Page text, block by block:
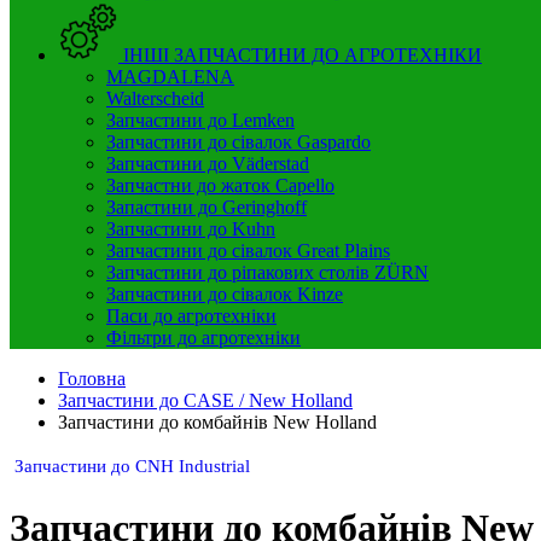
ІНШІ ЗАПЧАСТИНИ ДО АГРОТЕХНІКИ
MAGDALENA
Walterscheid
Запчастини до Lemken
Запчастини до сівалок Gaspardo
Запчастини до Väderstad
Запчастни до жаток Capello
Запастини до Geringhoff
Запчастини до Kuhn
Запчастини до сівалок Great Plains
Запчастини до ріпакових столів ZÜRN
Запчастини до сівалок Kinze
Паси до агротехніки
Фільтри до агротехніки
Головна
Запчастини до CASE / New Holland
Запчастини до комбайнів New Holland
Запчастини до CNH Industrial
Запчастини до комбайнів